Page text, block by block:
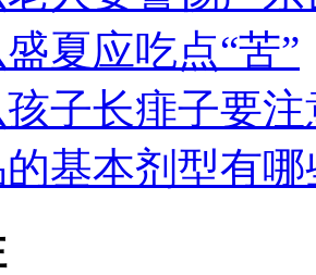
夏应吃点“苦”
子长痱子要注
基本剂型有哪